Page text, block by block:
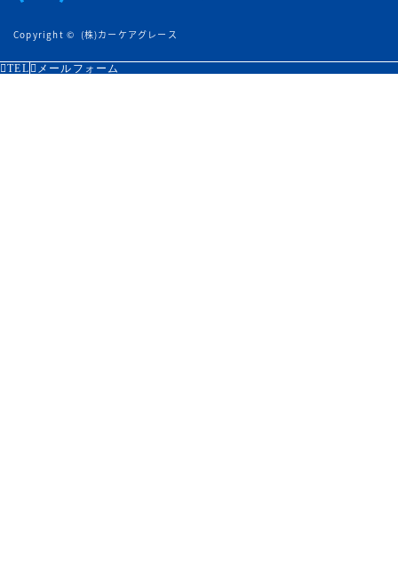
Copyright © (株)カーケアグレース
TEL メールフォーム